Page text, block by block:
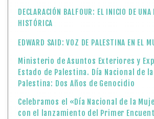
DECLARACIÓN BALFOUR: EL INICIO DE UNA
HISTÓRICA
EDWARD SAID: VOZ DE PALESTINA EN EL
Ministerio de Asuntos Exteriores y
Estado de Palestina. Día Nacional de
Palestina: Dos Años de Genocidio
Celebramos el «Día Nacional de la
con el lanzamiento del Primer